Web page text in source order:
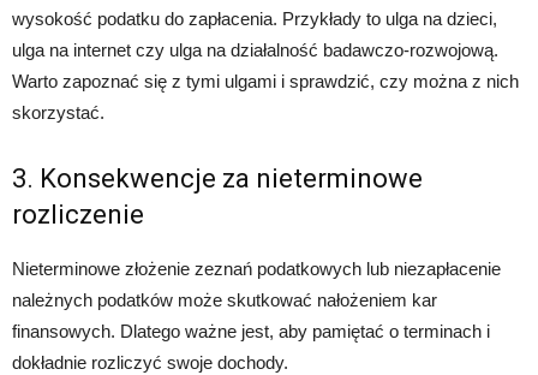
wysokość podatku do zapłacenia. Przykłady to ulga na dzieci,
ulga na internet czy ulga na działalność badawczo-rozwojową.
Warto zapoznać się z tymi ulgami i sprawdzić, czy można z nich
skorzystać.
3. Konsekwencje za nieterminowe
rozliczenie
Nieterminowe złożenie zeznań podatkowych lub niezapłacenie
należnych podatków może skutkować nałożeniem kar
finansowych. Dlatego ważne jest, aby pamiętać o terminach i
dokładnie rozliczyć swoje dochody.